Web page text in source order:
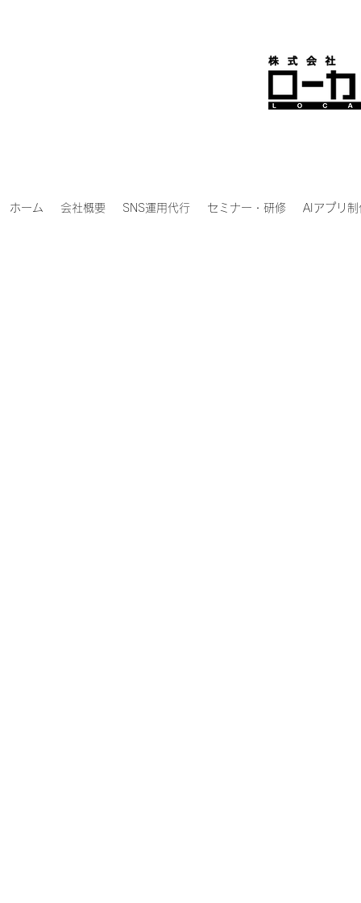
ホーム 会社概要 SNS運用代行 セミナー・研修 AIアプリ制